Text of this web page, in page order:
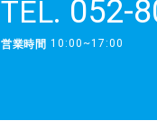
TEL. 052-
営業時間 10:00~17:00